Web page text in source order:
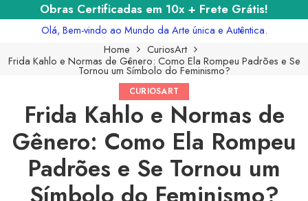
Obras Certificadas em 10x + Frete Grátis!
Olá, Bem-vindo ao Mundo da Arte única e Autêntica.
Home
CuriosArt
Frida Kahlo e Normas de Gênero: Como Ela Rompeu Padrões e Se
Tornou um Símbolo do Feminismo?
CURIOSART
Frida Kahlo e Normas de
Gênero: Como Ela Rompeu
Padrões e Se Tornou um